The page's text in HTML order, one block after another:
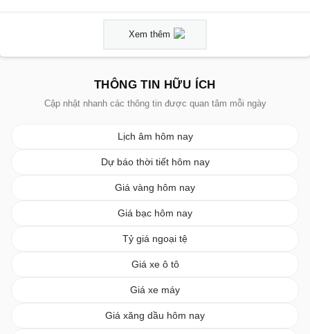
Xem thêm
THÔNG TIN HỮU ÍCH
Cập nhật nhanh các thông tin được quan tâm mỗi ngày
Lịch âm hôm nay
Dự báo thời tiết hôm nay
Giá vàng hôm nay
Giá bạc hôm nay
Tỷ giá ngoại tệ
Giá xe ô tô
Giá xe máy
Giá xăng dầu hôm nay